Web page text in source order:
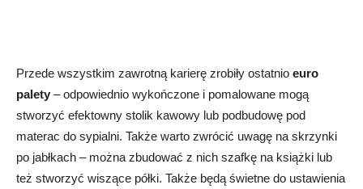
Przede wszystkim zawrotną karierę zrobiły ostatnio euro
palety – odpowiednio wykończone i pomalowane mogą
stworzyć efektowny stolik kawowy lub podbudowę pod
materac do sypialni. Także warto zwrócić uwagę na skrzynki
po jabłkach – można zbudować z nich szafkę na książki lub
też stworzyć wiszące półki. Także będą świetne do ustawienia